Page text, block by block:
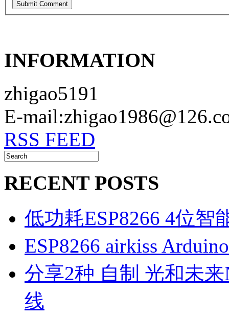
INFORMATION
zhigao5191
E-
RSS FEED
RECENT POSTS
低功耗ESP8266 4位智
ESP8266 airkiss
分享2种 自制 光和未来
线